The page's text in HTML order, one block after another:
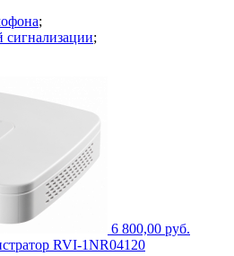
;
сигнализации;
6 800,00 руб.
RVI-1NR04120